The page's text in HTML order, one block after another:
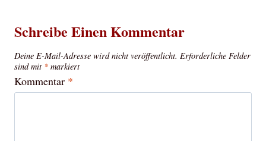
Schreibe Einen Kommentar
Deine E-Mail-Adresse wird nicht veröffentlicht. Erforderliche Felder
sind mit * markiert
Kommentar *